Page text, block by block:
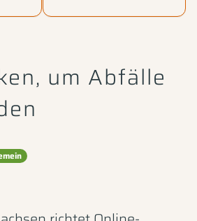
um Abfälle